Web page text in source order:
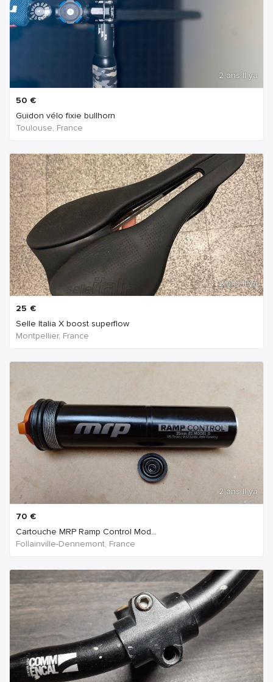
2 ans Il ya
50 €
Guidon vélo fixie bullhorn
Toulouse, France
2 ans Il ya
25 €
Selle Italia X boost superflow
Montpellier, France
2 ans Il ya
70 €
Cartouche MRP Ramp Control Mod...
Follainville-Dennemont, France